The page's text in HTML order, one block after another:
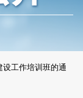
设工作培训班的通